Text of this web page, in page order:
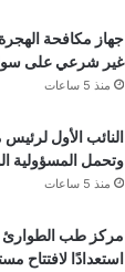
غير شرعي على
منذ 5 ساعات
النائب الأول
وتحمل المسؤولية
منذ 5 ساعات
مركز طب الطوارئ
استعدادًا لافتتاح